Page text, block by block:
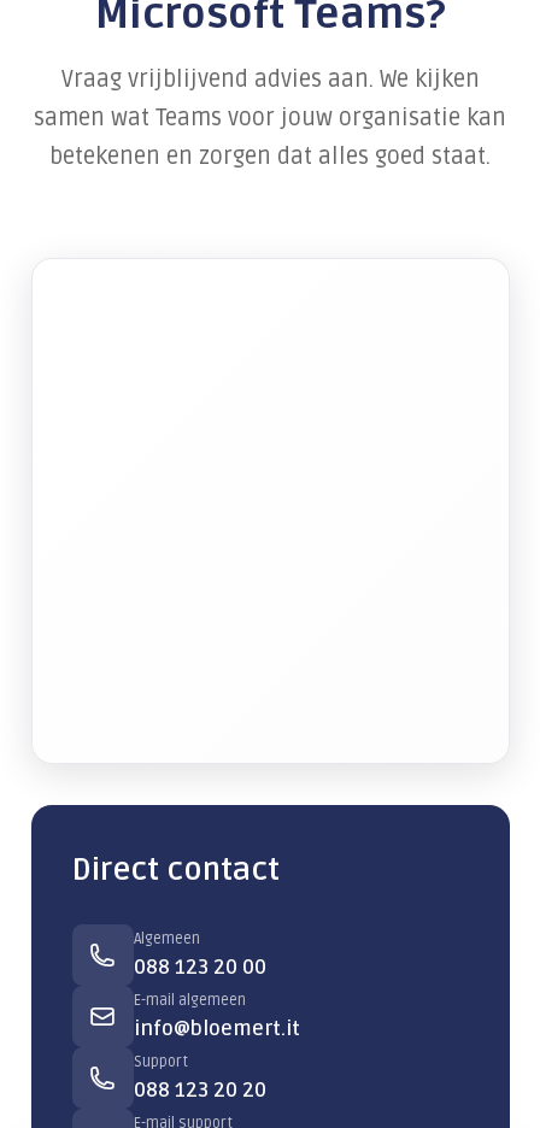
Microsoft Teams?
Vraag vrijblijvend advies aan. We kijken
samen wat Teams voor jouw organisatie kan
betekenen en zorgen dat alles goed staat.
Direct contact
Algemeen
088 123 20 00
E-mail algemeen
info@bloemert.it
Support
088 123 20 20
E-mail support